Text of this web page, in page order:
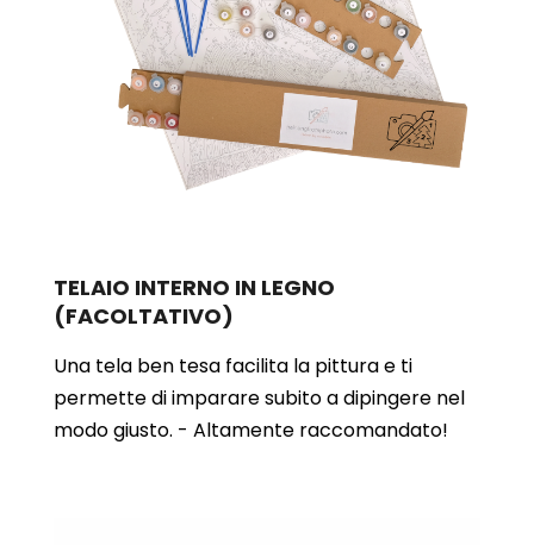
TELAIO INTERNO IN LEGNO
(FACOLTATIVO)
Una tela ben tesa facilita la pittura e ti
permette di imparare subito a dipingere nel
modo giusto. - Altamente raccomandato!